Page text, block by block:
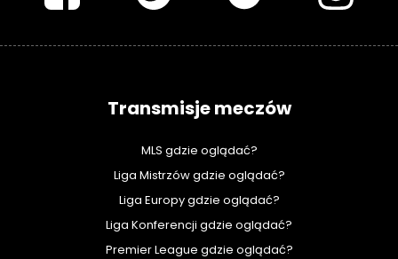
Transmisje meczów
MLS gdzie oglądać?
Liga Mistrzów gdzie oglądać?
Liga Europy gdzie oglądać?
Liga Konferencji gdzie oglądać?
Premier League gdzie oglądać?